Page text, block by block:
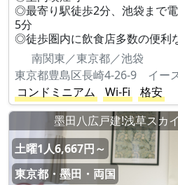
◎最寄り駅徒歩2分、池袋まで
5分
◎徒歩圏内に飲食店多数の便利
南関東／東京都／池袋
東京都豊島区長崎4-26-9 イー
コンドミニアム
Wi-Fi
格安
墨田八広戸建!浅草スカ
土曜1人6,667円～
東京都・墨田・両国